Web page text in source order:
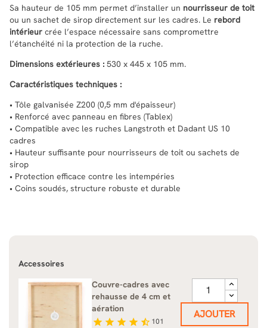
Sa hauteur de 105 mm permet d’installer un nourrisseur de toit
ou un sachet de sirop directement sur les cadres. Le rebord
intérieur crée l’espace nécessaire sans compromettre
l’étanchéité ni la protection de la ruche.
Dimensions extérieures : 530 x 445 x 105 mm.
Caractéristiques techniques :
• Tôle galvanisée Z200 (0,5 mm d'épaisseur)
• Renforcé avec panneau en fibres (Tablex)
• Compatible avec les ruches Langstroth et Dadant US 10
cadres
• Hauteur suffisante pour nourrisseurs de toit ou sachets de
sirop
• Protection efficace contre les intempéries
• Coins soudés, structure robuste et durable
Accessoires
Couvre-cadres avec
rehausse de 4 cm et
aération
star star star star star_half 101
AJOUTER